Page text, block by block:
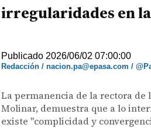
irregularidades en
Publicado 2026/06/02 07:00:00
Redacción / nacion.pa@epasa.com /
La permanencia de la rectora de
Molinar, demuestra que a lo
existe "complicidad y